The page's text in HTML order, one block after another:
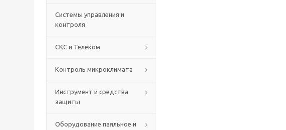
Системы управления и
контроля
СКС и Телеком
Контроль микроклимата
Инструмент и средства
защиты
Оборудование паяльное и